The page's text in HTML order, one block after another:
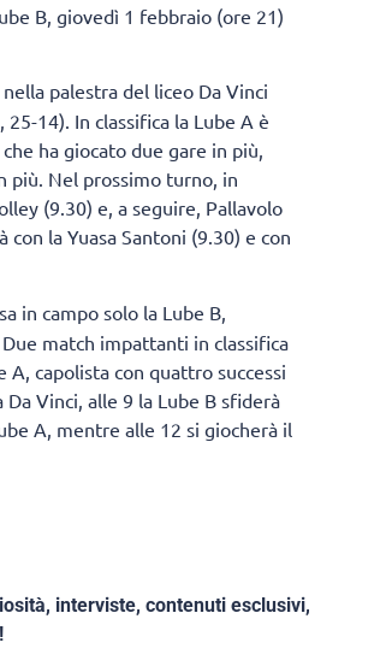
B, giovedì 1 febbraio (ore 21)
palestra del liceo Da Vinci
14). In classifica la Lube A è
ha giocato due gare in più,
più. Nel prossimo turno, in
(9.30) e, a seguire, Pallavolo
la Yuasa Santoni (9.30) e con
in campo solo la Lube B,
match impattanti in classifica
capolista con quattro successi
Vinci, alle 9 la Lube B sfiderà
A, mentre alle 12 si giocherà il
interviste, contenuti esclusivi,